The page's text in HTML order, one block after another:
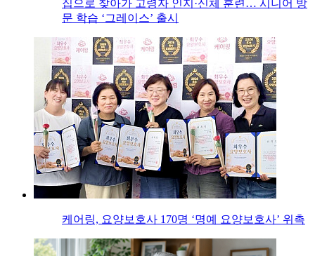
집으로 찾아가 고령자 인지·신체 훈련… 시니어 방
문 학습 ‘그레이스’ 출시
케어링, 요양보호사 170명 ‘명예 요양보호사’ 위촉